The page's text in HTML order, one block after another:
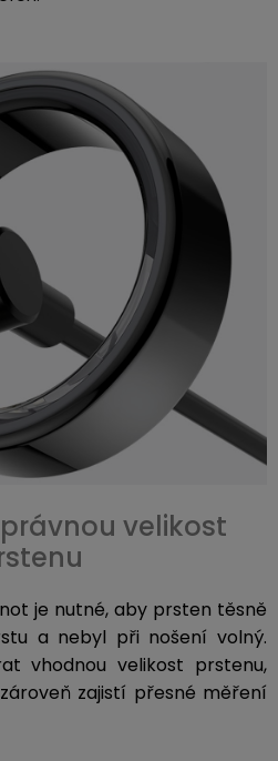
velikost
je nutné, aby prsten těsně
a nebyl při nošení volný.
vhodnou velikost prstenu,
zajistí přesné měření